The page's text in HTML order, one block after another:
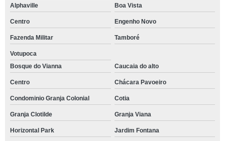
treinamento de comunicação empresarial agendar Indianópolis
empresa de treinamento empresarial Pinheiros
treinamento empresarial emocional Butantã
treinamento coaching empresarial marcar Recanto Vista Alegre
treinamento de trabalho em equipe marcar Tatuapé
treinamento empresarial agendar Tamboré
treinamento emocional para colaborador Alphaville
Alphaville
Boa Vista
Centro Engenho Novo
Fazenda Militar Tamboré
Votupoca
Bosque do Vianna
Caucaia do alto
Centro Chácara Pavoeiro
Condominio Granja Colonial Cotia
Granja Clotilde Granja Viana
Horizontal Park Jardim Fontana